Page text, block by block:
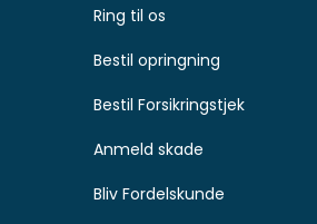
Ring til os
Bestil opringning
Bestil Forsikringstjek
Anmeld skade
Bliv Fordelskunde